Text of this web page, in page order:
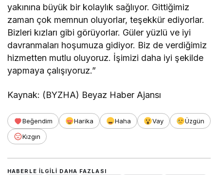
yakınına büyük bir kolaylık sağlıyor. Gittiğimiz
zaman çok memnun oluyorlar, teşekkür ediyorlar.
Bizleri kızları gibi görüyorlar. Güler yüzlü ve iyi
davranmaları hoşumuza gidiyor. Biz de verdiğimiz
hizmetten mutlu oluyoruz. İşimizi daha iyi şekilde
yapmaya çalışıyoruz.”
Kaynak: (BYZHA) Beyaz Haber Ajansı
Beğendim Harika Haha Vay
Üzgün
Kızgın
HABERLE ILGILI DAHA FAZLASI